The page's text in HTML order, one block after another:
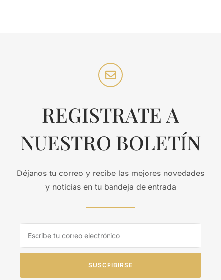
REGISTRATE A
NUESTRO BOLETÍN
Déjanos tu correo y recibe las mejores novedades
y noticias en tu bandeja de entrada
SUSCRIBIRSE